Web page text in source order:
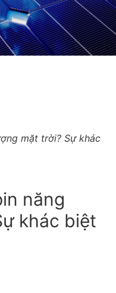
mặt trời? Sự khác
năng
khác biệt